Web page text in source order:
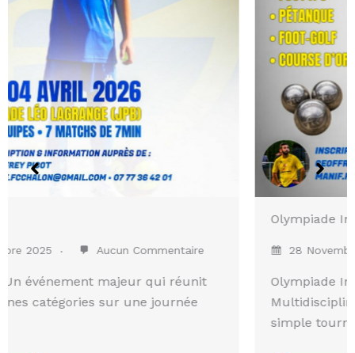
28 Novembre 2025 Aucun Commentaire
Olympiade Inter-Entreprises : L’Événement
Multidisciplinaire de Clôture ! Bien plus qu’un